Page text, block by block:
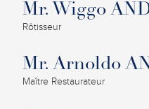
Mr. Wiggo
Rôtisseur
Mr. Arnoldo
Maître Restaurateur